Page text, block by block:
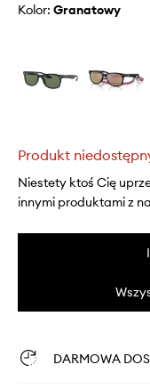
Kolor: granatowy
Produkt
Niestety ktoś Cię
innymi produktami z
DARMOWA